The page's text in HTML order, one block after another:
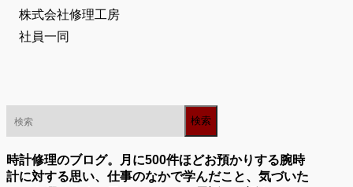
株式会社修理工房
社員一同
時計修理のブログ。月に500件ほどお預かりする腕時
計に対する思い、仕事のなかで学んだこと、気づいた